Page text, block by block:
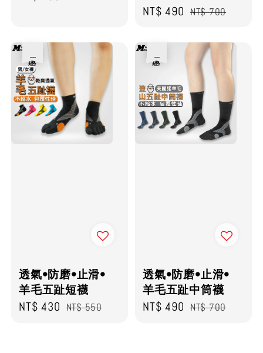
Sale
NT$ 490 Regular
NT$ 700
透氣•防磨•止滑•
羊毛五趾短襪
Sale
NT$ 430 Regular
NT$ 550
透氣•防磨•止滑•
羊毛五趾中筒襪
Sale
NT$ 490 Regular
NT$ 700